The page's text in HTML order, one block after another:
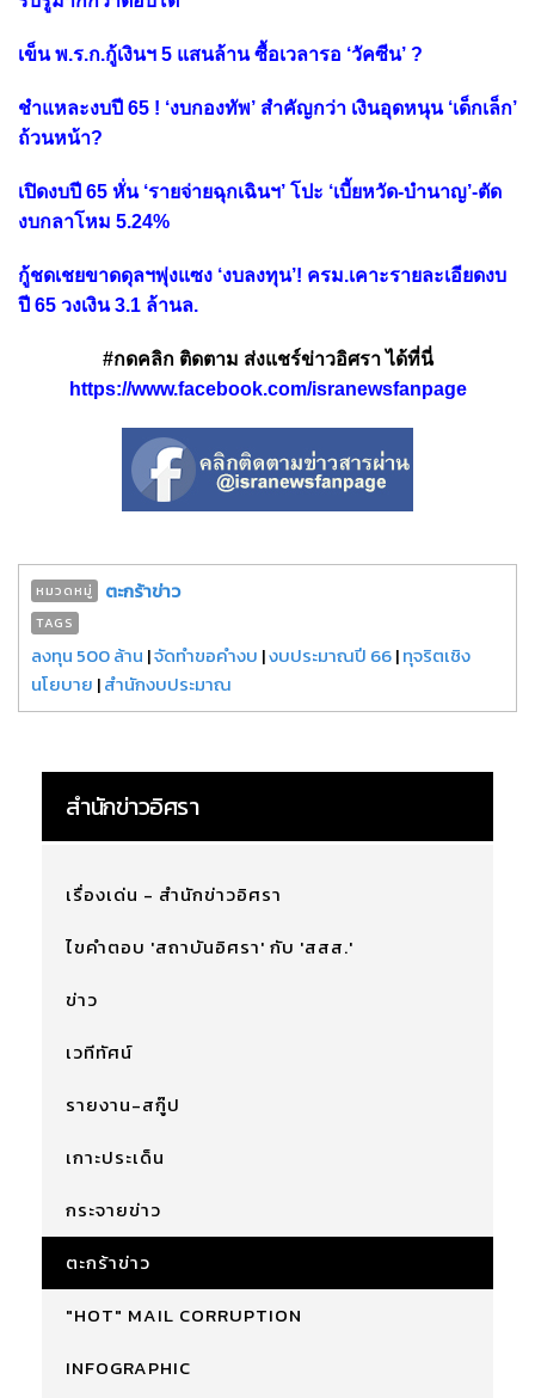
เข็น พ.ร.ก.กู้เงินฯ 5 แสนล้าน ซื้อเวลารอ ‘วัคซีน’ ?
ชำแหละงบปี 65 ! ‘งบกองทัพ’ สำคัญกว่า เงินอุดหนุน ‘เด็กเล็ก’
ถ้วนหน้า?
เปิดงบปี 65 หั่น ‘รายจ่ายฉุกเฉินฯ’ โปะ ‘เบี้ยหวัด-บำนาญ’-ตัด
งบกลาโหม 5.24%
กู้ชดเชยขาดดุลฯพุ่งแซง ‘งบลงทุน’! ครม.เคาะรายละเอียดงบ
ปี 65 วงเงิน 3.1 ล้านล.
#กดคลิก ติดตาม ส่งแชร์ข่าวอิศรา ได้ที่นี่
https://www.facebook.com/isranewsfanpage
หมวดหมู่ ตะกร้าข่าว
TAGS
ลงทุน 500 ล้าน |จัดทำขอคำงบ |งบประมาณปี 66|ทุจริตเชิง
นโยบาย |สำนักงบประมาณ
สำนักข่าวอิศรา
เรื่องเด่น - สำนักข่าวอิศรา
ไขคำตอบ 'สถาบันอิศรา' กับ 'สสส.'
ข่าว
เวทีทัศน์
รายงาน-สกู๊ป
เกาะประเด็น
กระจายข่าว
ตะกร้าข่าว
"HOT" MAIL CORRUPTION
INFOGRAPHIC